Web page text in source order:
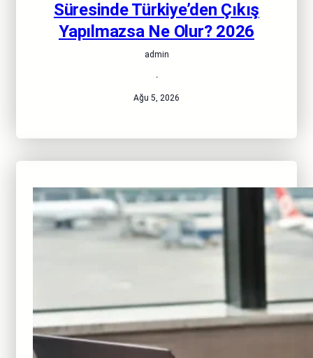
Süresinde Türkiye’den Çıkış
Yapılmazsa Ne Olur? 2026
admin
·
Ağu 5, 2026